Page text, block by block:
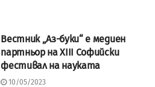
Вестник „Аз-буки“ е медиен
партньор на XIII Софийски
фестивал на науката
10/05/2023